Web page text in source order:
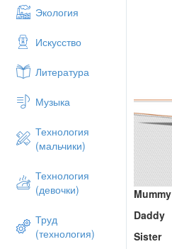
Экология
Искусство
Литература
Музыка
Технология
(мальчики)
Технология
(девочки)
Труд
(технология)
Mummy
Daddy
Sister